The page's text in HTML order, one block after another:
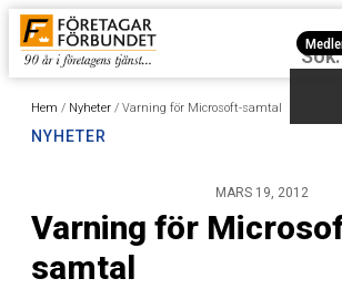
Hem / Nyheter / Varning för Microsoft-samtal
NYHETER
MARS 19, 2012
Varning för
samtal